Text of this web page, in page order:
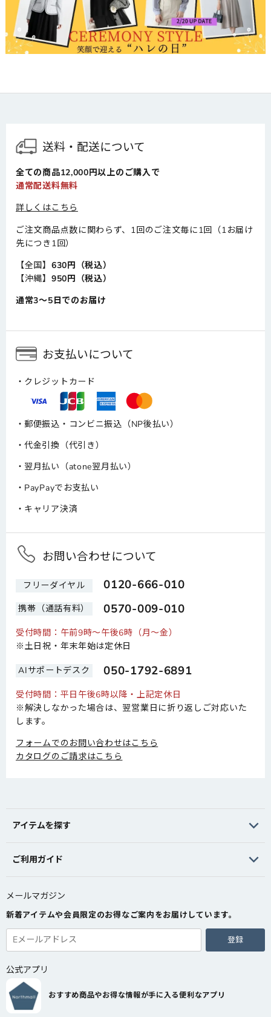
送料・配送について
全ての商品12,000円以上のご購入で
通常配送料無料
詳しくはこちら
ご注文商品点数に関わらず、1回のご注文毎に1回（1お届け
先につき1回）
【全国】 630円（税込）
【沖縄】 950円（税込）
通常3～5日でのお届け
お支払いについて
クレジットカード
郵便振込・コンビニ振込（NP後払い）
代金引換（代引き）
翌月払い（atone翌月払い）
PayPayでお支払い
キャリア決済
お問い合わせについて
フリーダイヤル 0120-666-010
携帯（通話有料） 0570-009-010
受付時間：午前9時～午後6時（月～金）
※土日祝・年末年始は定休日
AIサポートデスク 050-1792-6891
受付時間：平日午後6時以降・上記定休日
※解決しなかった場合は、翌営業日に折り返しご対応いた
します。
フォームでのお問い合わせはこちら
カタログのご請求はこちら
アイテムを探す
ご利用ガイド
メールマガジン
新着アイテムや会員限定のお得なご案内をお届けしています。
登録
公式アプリ
おすすめ商品やお得な情報が手に入る便利なアプリ